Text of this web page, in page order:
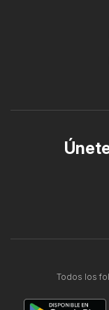
Todos los